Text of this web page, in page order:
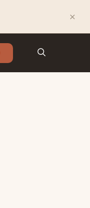
×